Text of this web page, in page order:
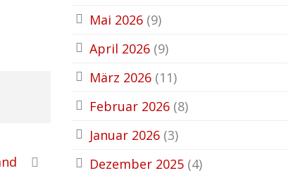
Mai 2026 (9)
April 2026 (9)
März 2026 (11)
Februar 2026 (8)
Januar 2026 (3)
Dezember 2025 (4)